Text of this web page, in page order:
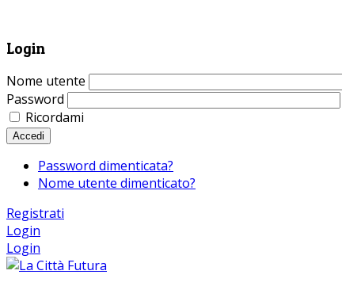
Login
Nome utente
Password
Ricordami
Accedi
Password dimenticata?
Nome utente dimenticato?
Registrati
Login
Login